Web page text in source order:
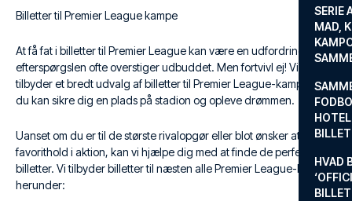
SERIE
MAD,
HVAD
Billetter til Premier League kampe
At få fat i billetter til Premier League kan være en udfordring, da
efterspørgslen ofte overstiger udbuddet. Men fortvivl ej! Vi
tilbyder et bredt udvalg af billetter til Premier League-kampe, så
du kan sikre dig en plads på stadion og opleve drømmen.
Uanset om du er til de største rivalopgør eller blot ønsker at se dit
favorithold i aktion, kan vi hjælpe dig med at finde de perfekte
billetter. Vi tilbyder billetter til næsten alle Premier League-klubber,
herunder: